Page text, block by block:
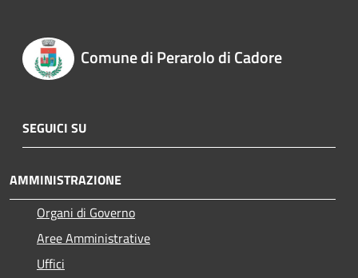
Comune di Perarolo di Cadore
SEGUICI SU
AMMINISTRAZIONE
Organi di Governo
Aree Amministrative
Uffici